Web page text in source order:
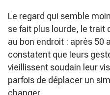
Le regard qui semble
se fait plus lourde, le trait
au bon endroit : après 50
constatent que leurs
vieillissent soudain leur
parfois de déplacer un
changer.